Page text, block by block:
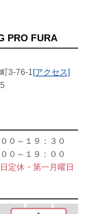
PRO FURA
3-76-1 [アクセス]
０～１９：３０
０～１９：００
定休・第一月曜日